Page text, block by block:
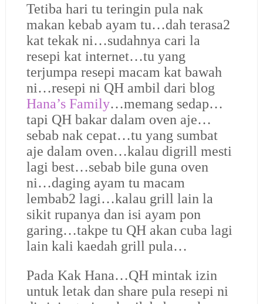
Tetiba hari tu teringin pula nak
makan kebab ayam tu…dah terasa2
kat tekak ni…sudahnya cari la
resepi kat internet…tu yang
terjumpa resepi macam kat bawah
ni…resepi ni QH ambil dari blog
Hana’s Family…memang sedap…
tapi QH bakar dalam oven aje…
sebab nak cepat…tu yang sumbat
aje dalam oven…kalau digrill mesti
lagi best…sebab bile guna oven
ni…daging ayam tu macam
lembab2 lagi…kalau grill lain la
sikit rupanya dan isi ayam pon
garing…takpe tu QH akan cuba lagi
lain kali kaedah grill pula…
Pada Kak Hana…QH mintak izin
untuk letak dan share pula resepi ni